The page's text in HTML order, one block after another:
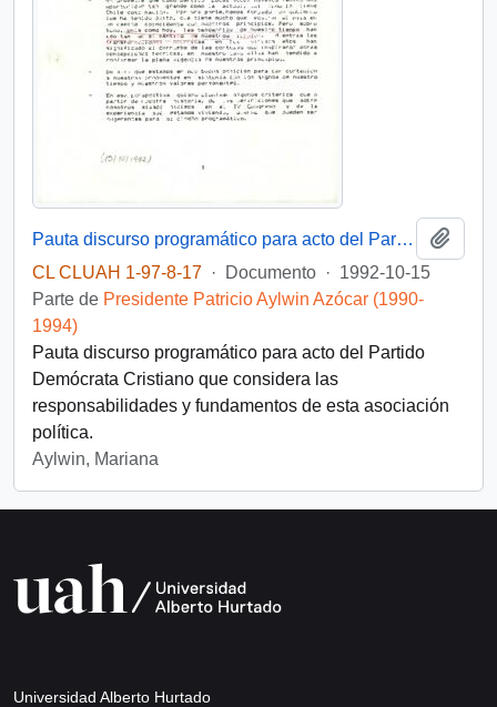
Pauta discurso programático para acto del Partido Demócrata Cristiano
CL CLUAH 1-97-8-17 · Documento · 1992-10-15
Parte de Presidente Patricio Aylwin Azócar (1990-
1994)
Pauta discurso programático para acto del Partido
Demócrata Cristiano que considera las
responsabilidades y fundamentos de esta asociación
política.
Aylwin, Mariana
Universidad Alberto Hurtado